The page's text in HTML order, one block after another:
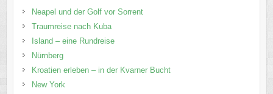
Neapel und der Golf vor Sorrent
Traumreise nach Kuba
Island – eine Rundreise
Nürnberg
Kroatien erleben – in der Kvarner Bucht
New York